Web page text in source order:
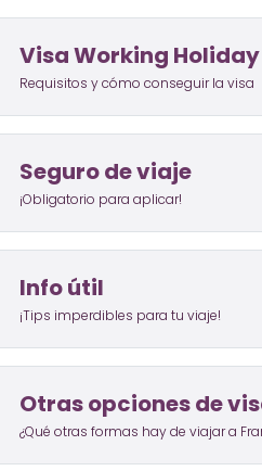
Visa Working Holiday
Requisitos y cómo conseguir la visa
Seguro de viaje
¡Obligatorio para aplicar!
Info útil
¡Tips imperdibles para tu viaje!
Otras opciones de
¿Qué otras formas hay de viajar a